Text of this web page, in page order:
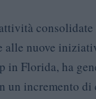
alle nuove
in Florida, ha
un incremento di